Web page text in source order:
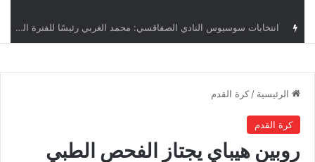
قرعة دوري أبطال إفريقيا: النادي الإفريقي في حال التأهل يواجه مازمبي أو ميدياما
الرئيسية / كرة القدم
كرة القدم
روبين هيباي يجتاز الفحص الطبي